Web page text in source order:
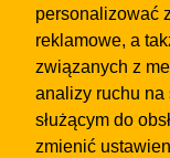
personalizować
reklamowe, a
związanych z
analizy ruchu na
służącym do
zmienić